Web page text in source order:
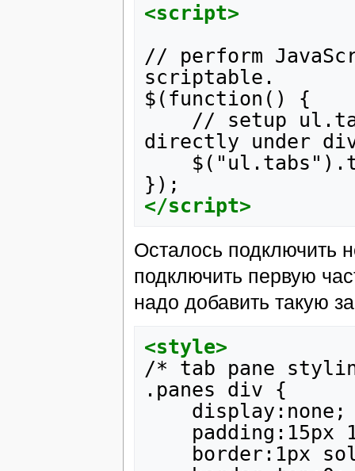
<script>
//
perform
scriptable.
$(function()
//
setup
directly
under
</script>
Осталось подключить
подключить первую
надо добавить такую
<style>
/*
tab pane
.panes
div
display:none;
padding:15px
border:1px